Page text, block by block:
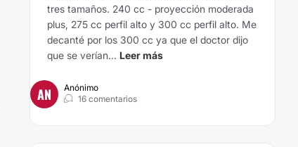
tres tamaños. 240 cc - proyección moderada
plus, 275 cc perfil alto y 300 cc perfil alto. Me
decanté por los 300 cc ya que el doctor dijo
que se verían... Leer más
AN
Anónimo
16 comentarios